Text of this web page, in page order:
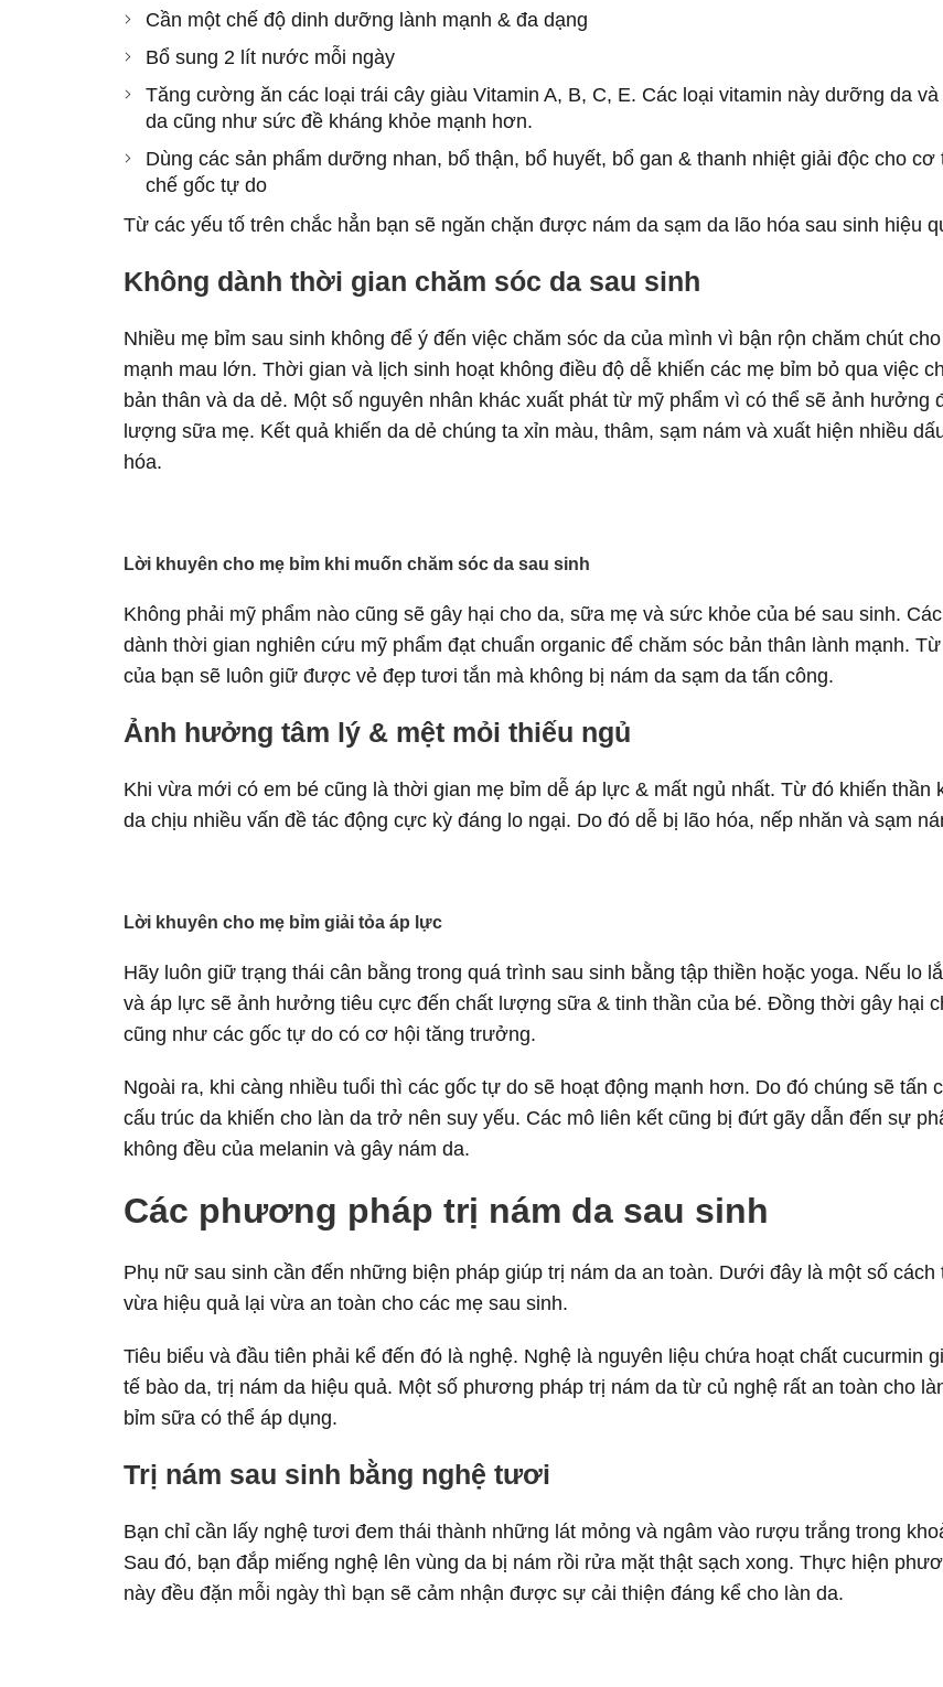
Cần một chế độ dinh dưỡng lành mạnh & đa dạng
Bổ sung 2 lít nước mỗi ngày
Tăng cường ăn các loại trái cây giàu Vitamin A, B, C, E. Các loại vitamin này dưỡng da
da cũng như sức đề kháng khỏe mạnh hơn.
Dùng các sản phẩm dưỡng nhan, bổ thận, bổ huyết, bổ gan & thanh nhiệt giải độc cho cơ
chế gốc tự do
Từ các yếu tố trên chắc hẳn bạn sẽ ngăn chặn được nám da sạm da lão hóa sau sinh hiệu
Không dành thời gian chăm sóc da sau sinh
Nhiều mẹ bỉm sau sinh không để ý đến việc chăm sóc da của mình vì bận rộn chăm chút
mạnh mau lớn. Thời gian và lịch sinh hoạt không điều độ dễ khiến các mẹ bỉm bỏ qua việc
bản thân và da dẻ. Một số nguyên nhân khác xuất phát từ mỹ phẩm vì có thể sẽ ảnh hưởng
lượng sữa mẹ. Kết quả khiến da dẻ chúng ta xỉn màu, thâm, sạm nám và xuất hiện nhiều
hóa.
Lời khuyên cho mẹ bỉm khi muốn chăm sóc da sau sinh
Không phải mỹ phẩm nào cũng sẽ gây hại cho da, sữa mẹ và sức khỏe của bé sau sinh.
dành thời gian nghiên cứu mỹ phẩm đạt chuẩn organic để chăm sóc bản thân lành mạnh.
của bạn sẽ luôn giữ được vẻ đẹp tươi tắn mà không bị nám da sạm da tấn công.
Ảnh hưởng tâm lý & mệt mỏi thiếu ngủ
Khi vừa mới có em bé cũng là thời gian mẹ bỉm dễ áp lực & mất ngủ nhất. Từ đó khiến thần
da chịu nhiều vấn đề tác động cực kỳ đáng lo ngại. Do đó dễ bị lão hóa, nếp nhăn và sạm
Lời khuyên cho mẹ bỉm giải tỏa áp lực
Hãy luôn giữ trạng thái cân bằng trong quá trình sau sinh bằng tập thiền hoặc yoga. Nếu lo
và áp lực sẽ ảnh hưởng tiêu cực đến chất lượng sữa & tinh thần của bé. Đồng thời gây hại
cũng như các gốc tự do có cơ hội tăng trưởng.
Ngoài ra, khi càng nhiều tuổi thì các gốc tự do sẽ hoạt động mạnh hơn. Do đó chúng sẽ tấn
cấu trúc da khiến cho làn da trở nên suy yếu. Các mô liên kết cũng bị đứt gãy dẫn đến sự
không đều của melanin và gây nám da.
Các phương pháp trị nám da sau sinh
Phụ nữ sau sinh cần đến những biện pháp giúp trị nám da an toàn. Dưới đây là một số cách
vừa hiệu quả lại vừa an toàn cho các mẹ sau sinh.
Tiêu biểu và đầu tiên phải kể đến đó là nghệ. Nghệ là nguyên liệu chứa hoạt chất cucurmin
tế bào da, trị nám da hiệu quả. Một số phương pháp trị nám da từ củ nghệ rất an toàn cho
bỉm sữa có thể áp dụng.
Trị nám sau sinh bằng nghệ tươi
Bạn chỉ cần lấy nghệ tươi đem thái thành những lát mỏng và ngâm vào rượu trắng trong
Sau đó, bạn đắp miếng nghệ lên vùng da bị nám rồi rửa mặt thật sạch xong. Thực hiện
này đều đặn mỗi ngày thì bạn sẽ cảm nhận được sự cải thiện đáng kể cho làn da.